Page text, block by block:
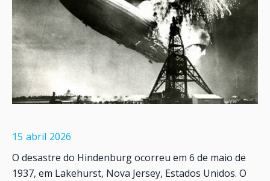
15 abril 2026
O desastre do Hindenburg ocorreu em 6 de maio de
1937, em Lakehurst, Nova Jersey, Estados Unidos. O